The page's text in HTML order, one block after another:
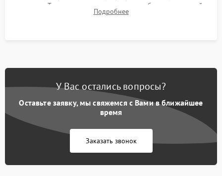
мишени. Тест записи на карту памяти, работы встроенной
вспышки, микрофона и всех кнопок управления.
Подробнее
У Вас остались вопросы?
Оставьте заявку, мы свяжемся с Вами в ближайшее
время
Заказать звонок